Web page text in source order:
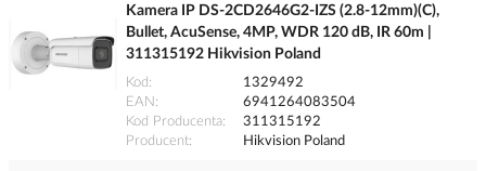
Kamera IP DS-2CD2646G2-IZS (2.8-12mm)(C),
Bullet, AcuSense, 4MP, WDR 120 dB, IR 60m |
311315192 Hikvision Poland
Kod
1329492
EAN
6941264083504
Kod Producenta
311315192
Producent
Hikvision Poland